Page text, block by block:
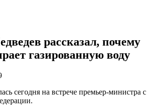
рассказал, почему
газированную воду
сегодня на встрече премьер-министра с